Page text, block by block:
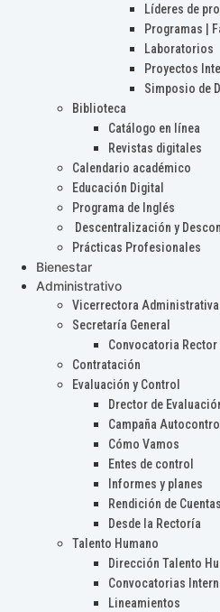
Líderes de
Programas |
Laboratorios
Proyectos
Simposio de
Biblioteca
Catálogo en línea
Revistas digitales
Calendario académico
Educación Digital
Programa de Inglés
Descentralización y
Prácticas Profesionales
Bienestar
Administrativo
Vicerrectora Administrativa
Secretaría General
Convocatoria Rector
Contratación
Evaluación y Control
Drector de
Campaña Autocontrol
Cómo Vamos
Entes de control
Informes y planes
Rendición de Cuentas
Desde la Rectoría
Talento Humano
Dirección Talento
Convocatorias
Lineamientos